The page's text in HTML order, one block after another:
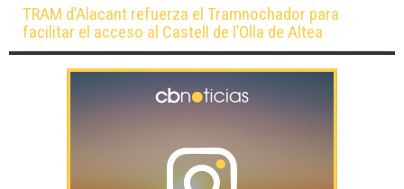
TRAM d’Alacant refuerza el Tramnochador para
facilitar el acceso al Castell de l’Olla de Altea